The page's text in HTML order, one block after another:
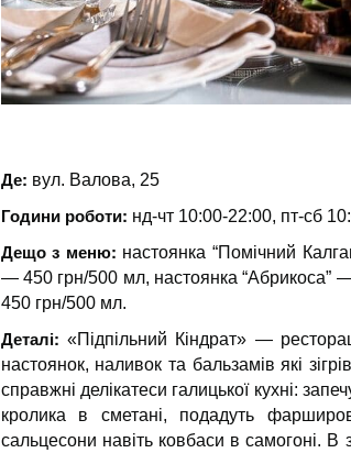
Де: вул. Валова, 25
Години роботи: нд-чт 10:00-22:00, пт-сб
Дещо з меню: настоянка “Помічний
— 450 грн/500 мл, настоянка “Абрикоса”
450 грн/500 мл.
Деталі: «Підпільний Кіндрат» —
настоянок, наливок та бальзамів які
справжні делікатеси галицької кухні:
кролика в сметані, подадуть
сальцесони навіть ковбаси в самогоні.